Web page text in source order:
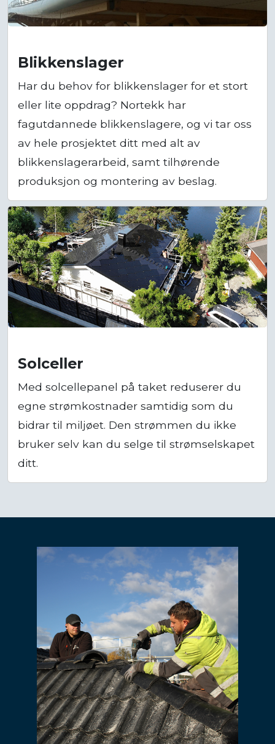
Blikkenslager
Har du behov for blikkenslager for et stort
eller lite oppdrag? Nortekk har
fagutdannede blikkenslagere, og vi tar oss
av hele prosjektet ditt med alt av
blikkenslagerarbeid, samt tilhørende
produksjon og montering av beslag.
Solceller
Med solcellepanel på taket reduserer du
egne strømkostnader samtidig som du
bidrar til miljøet. Den strømmen du ikke
bruker selv kan du selge til strømselskapet
ditt.